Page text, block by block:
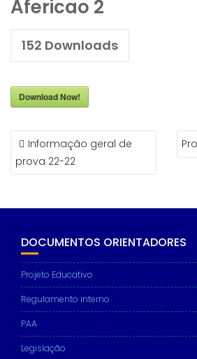
Afericao 2
152 Downloads
Download Now!
NAVEGAÇÃO
DE
ARTIGOS
Informação geral de
prova 22-22
DOCUMENTOS ORIENTADORES
Projeto Educativo
Regulamento interno
PAA
Legislação